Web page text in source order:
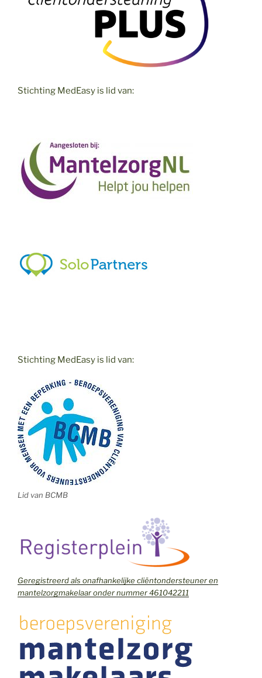
Stichting MedEasy is lid van:
Stichting MedEasy is lid van:
Lid van BCMB
Geregistreerd als onafhankelijke cliëntondersteuner en
mantelzorgmakelaar onder nummer 461042211